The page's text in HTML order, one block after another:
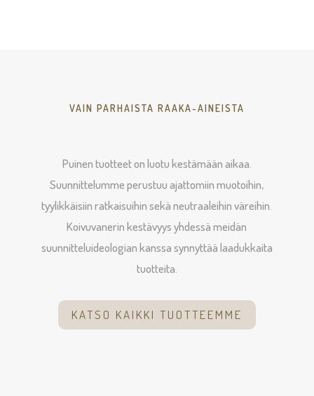
VAIN PARHAISTA RAAKA-AINEISTA
Puinen tuotteet on luotu kestämään aikaa.
Suunnittelumme perustuu ajattomiin muotoihin,
tyylikkäisiin ratkaisuihin sekä neutraaleihin väreihin.
Koivuvanerin kestävyys yhdessä meidän
suunnitteluideologian kanssa synnyttää laadukkaita
tuotteita.
KATSO KAIKKI TUOTTEEMME